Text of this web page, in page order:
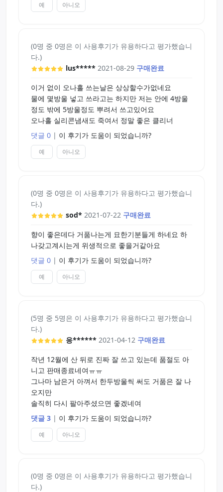
예 아니오
(0명 중 0명은 이 사용후기가 유용하다고 평가했습니
다.)
lus***** 2021-08-29 구매완료
이거 없이 오나홀 쓰는날은 상상할수가없네요
물에 몇방울 넣고 쓰라고는 하지만 저는 안에 4방울
정도 밖에 5방울정도 뿌려서 쓰고있어요
오나홀 실리콘냄새도 죽여서 정말 좋은 클리너
댓글 0 | 이 후기가 도움이 되었습니까?
예 아니오
(0명 중 0명은 이 사용후기가 유용하다고 평가했습니
다.)
sod* 2021-07-22 구매완료
향이 좋은데다 거품나는게 묘한기분들게 하네요 하
나갖고계시는게 위생적으로 좋을거같아요
댓글 0 | 이 후기가 도움이 되었습니까?
예 아니오
(5명 중 5명은 이 사용후기가 유용하다고 평가했습니
다.)
응****** 2021-04-12 구매완료
작년 12월에 산 뒤로 진짜 잘 쓰고 있는데 품절도 아
니고 판매종료네여ㅠㅠ
그나마 남은거 아껴서 한두방울씩 써도 거품은 잘 나
오지만
솔직히 다시 팔아주셨으면 좋겠네여
댓글 3 | 이 후기가 도움이 되었습니까?
예 아니오
(0명 중 0명은 이 사용후기가 유용하다고 평가했습니
다.)